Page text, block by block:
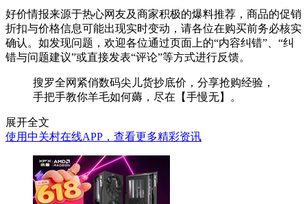
好价情报来源于热心网友及商家积极的爆料推荐，商品的促销
折扣与价格信息可能出现实时变动，请各位在购买前务必核实
确认。如发现问题，欢迎各位通过页面上的“内容纠错”、“纠
错与问题建议”或直接发表“评论”等方式进行反馈。
搜罗全网紧俏数码尖儿货抄底价，分享抢购经验，
手把手教你羊毛如何薅，尽在【手慢无】。
展开全文
使用中关村在线APP，查看更多精彩资讯